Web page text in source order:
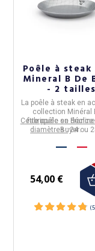
Poêle à steak
Mineral B De
- 2 tailles
La poêle à steak en
collection Minéral
fabriquée en France
Buyer.
Cette poêle se
diamètres :24 ou
54,00 €